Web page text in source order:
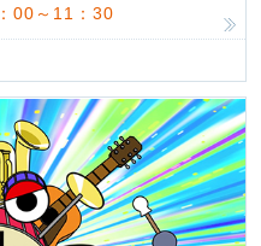
00～11：30